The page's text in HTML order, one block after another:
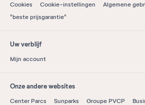
Cookies
Cookie-instellingen
Algemene
"beste prijsgarantie"
Uw verblijf
Mijn account
Onze andere websites
Center Parcs Sunparks Groupe PVCP